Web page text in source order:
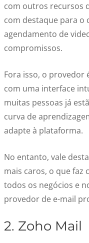
com outros recursos
com destaque para o
agendamento de
compromissos.
Fora isso, o provedor
com uma interface
muitas pessoas já
curva de
adapte à plataforma.
No entanto, vale
mais caros, o que faz
todos os negócios e
provedor de e-mail
2. Zoho Mail